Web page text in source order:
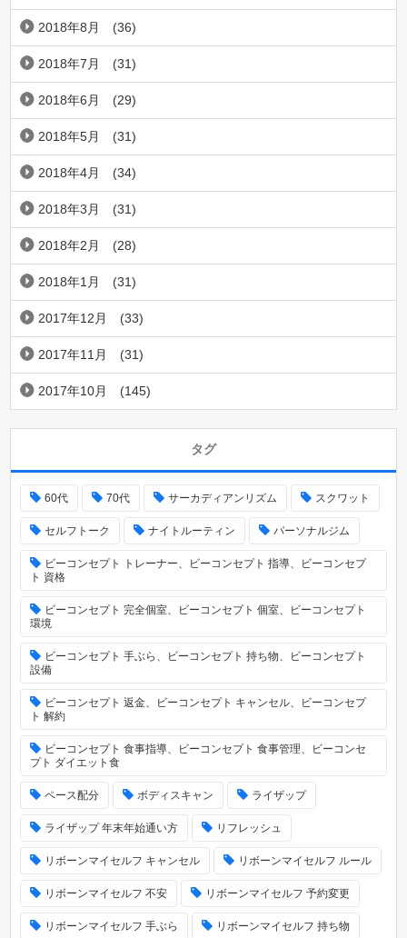
2018年8月 (36)
2018年7月 (31)
2018年6月 (29)
2018年5月 (31)
2018年4月 (34)
2018年3月 (31)
2018年2月 (28)
2018年1月 (31)
2017年12月 (33)
2017年11月 (31)
2017年10月 (145)
タグ
60代 70代 サーカディアンリズム スクワット
セルフトーク ナイトルーティン パーソナルジム
ビーコンセプト トレーナー、ビーコンセプト 指導、ビーコンセプ
ト 資格
ビーコンセプト 完全個室、ビーコンセプト 個室、ビーコンセプト
環境
ビーコンセプト 手ぶら、ビーコンセプト 持ち物、ビーコンセプト
設備
ビーコンセプト 返金、ビーコンセプト キャンセル、ビーコンセプ
ト 解約
ビーコンセプト 食事指導、ビーコンセプト 食事管理、ビーコンセ
プト ダイエット食
ペース配分 ボディスキャン ライザップ
ライザップ 年末年始通い方 リフレッシュ
リボーンマイセルフ キャンセル リボーンマイセルフ ルール
リボーンマイセルフ 不安 リボーンマイセルフ 予約変更
リボーンマイセルフ 手ぶら リボーンマイセルフ 持ち物